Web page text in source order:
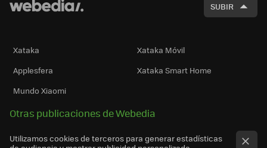
SUBIR
Xataka
Xataka Móvil
Applesfera
Xataka Smart Home
Mundo Xiaomi
Otras publicaciones de Webedia
Utilizamos cookies de terceros para generar estadísticas